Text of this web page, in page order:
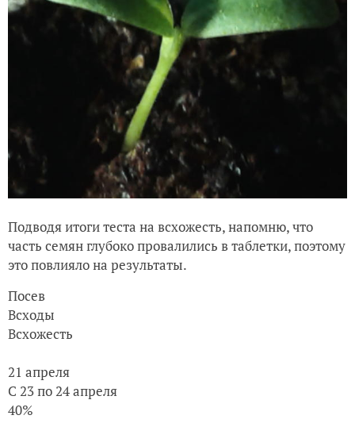
Подводя итоги теста на всхожесть, напомню, что
часть семян глубоко провалились в таблетки, поэтому
это повлияло на результаты.
Посев
Всходы
Всхожесть
21 апреля
С 23 по 24 апреля
40%